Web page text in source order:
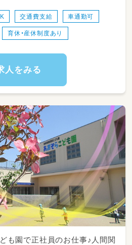
任制で
緒に勤務なので安心です
やトイレトレーニングや食事介助
単な書き物もお願いします。
ぼこ先生」を通して食の関心を広
ぼこ（子ども）先生となって
行っています。）
交通費支給 車通勤可
育休・産休制度あり
人をみる
も園で正社員のお仕事♪人間関